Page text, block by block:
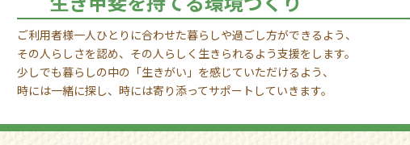
ご利用者様一人ひとりに合わせた暮らしや過ごし方ができるよう、
その人らしさを認め、その人らしく生きられるよう支援をします。
少しでも暮らしの中の「生きがい」を感じていただけるよう、
時には一緒に探し、時には寄り添ってサポートしていきます。